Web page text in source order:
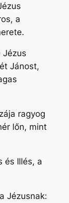
a
Jézus
Jánost,
ragyog
lőn, mint
és Illés, a
Jézusnak: